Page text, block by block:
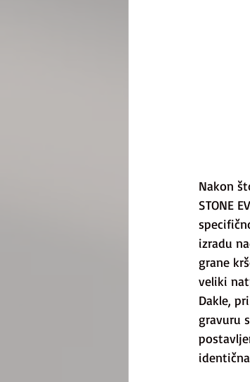
Nakon
STONE
izradu
grane
veliki
Dakle,
gravuru